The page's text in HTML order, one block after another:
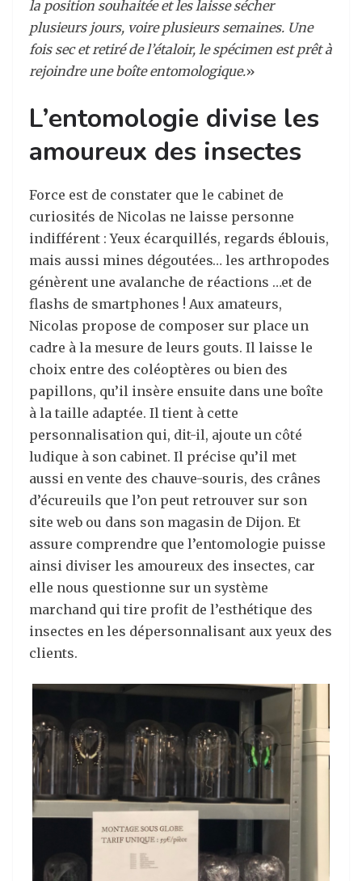
la position souhaitée et les laisse sécher
plusieurs jours, voire plusieurs semaines. Une
fois sec et retiré de l’étaloir, le spécimen est prêt à
rejoindre une boîte entomologique.»
L’entomologie divise les
amoureux des insectes
Force est de constater que le cabinet de
curiosités de Nicolas ne laisse personne
indifférent : Yeux écarquillés, regards éblouis,
mais aussi mines dégoutées… les arthropodes
génèrent une avalanche de réactions …et de
flashs de smartphones ! Aux amateurs,
Nicolas propose de composer sur place un
cadre à la mesure de leurs gouts. Il laisse le
choix entre des coléoptères ou bien des
papillons, qu’il insère ensuite dans une boîte
à la taille adaptée. Il tient à cette
personnalisation qui, dit-il, ajoute un côté
ludique à son cabinet. Il précise qu’il met
aussi en vente des chauve-souris, des crânes
d’écureuils que l’on peut retrouver sur son
site web ou dans son magasin de Dijon. Et
assure comprendre que l’entomologie puisse
ainsi diviser les amoureux des insectes, car
elle nous questionne sur un système
marchand qui tire profit de l’esthétique des
insectes en les dépersonnalisant aux yeux des
clients.